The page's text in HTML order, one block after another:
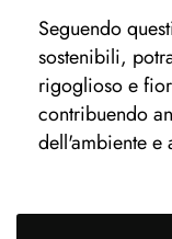
Seguendo
sostenibili,
rigoglioso e
contribuendo
dell'ambiente e